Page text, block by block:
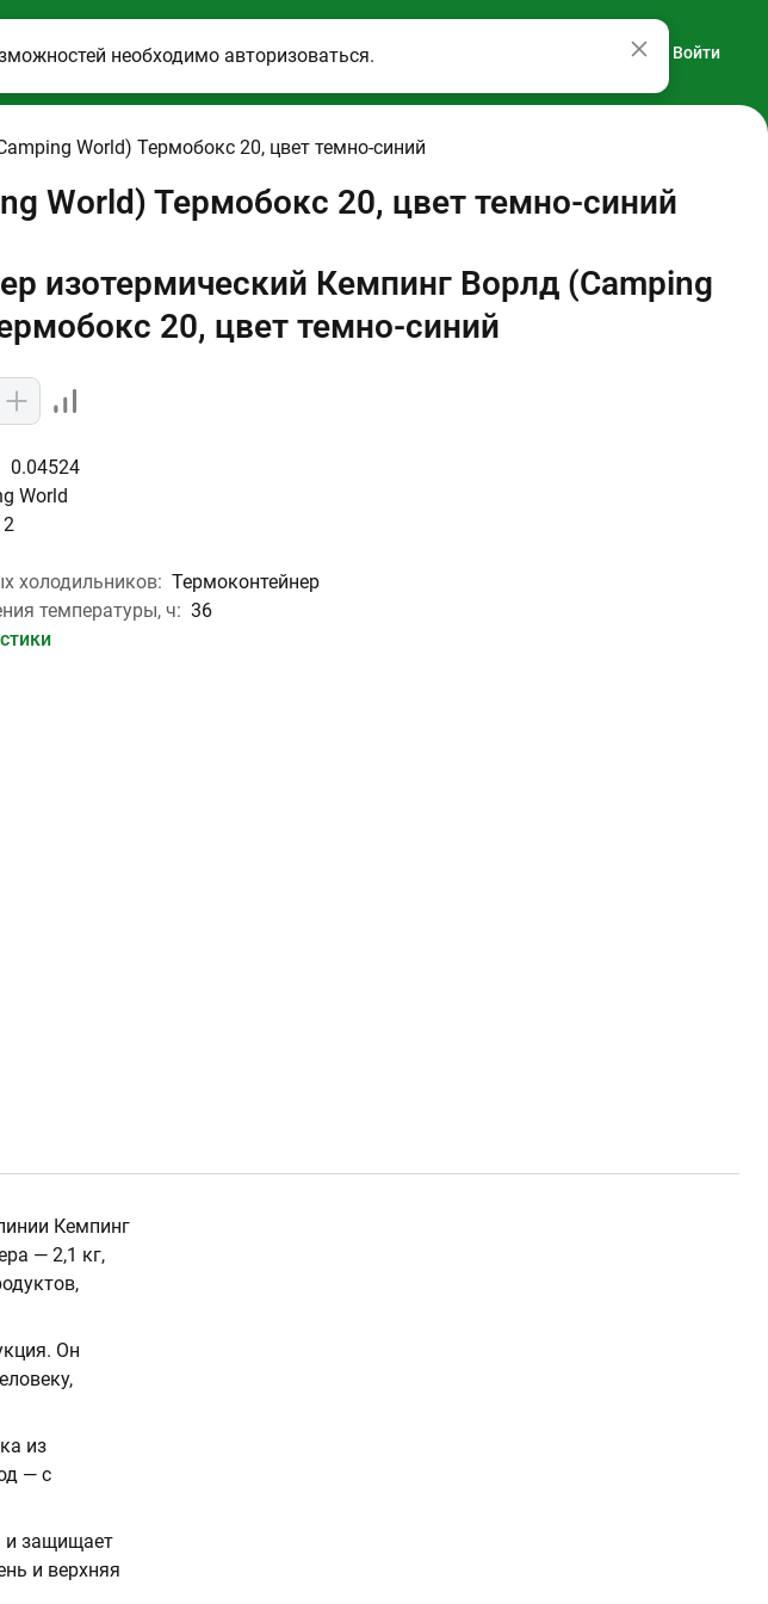
Войти
World) Термобокс 20, цвет темно-синий
World) Термобокс 20, цвет темно-синий
изотермический Кемпинг Ворлд (Camping
20, цвет темно-синий
0.04524
World
2
холодильников: Термоконтейнер
температуры, ч: 36
Кемпинг
— 2,1 кг,
Он
из
— с
и защищает
и верхняя
необходимо авторизоваться.